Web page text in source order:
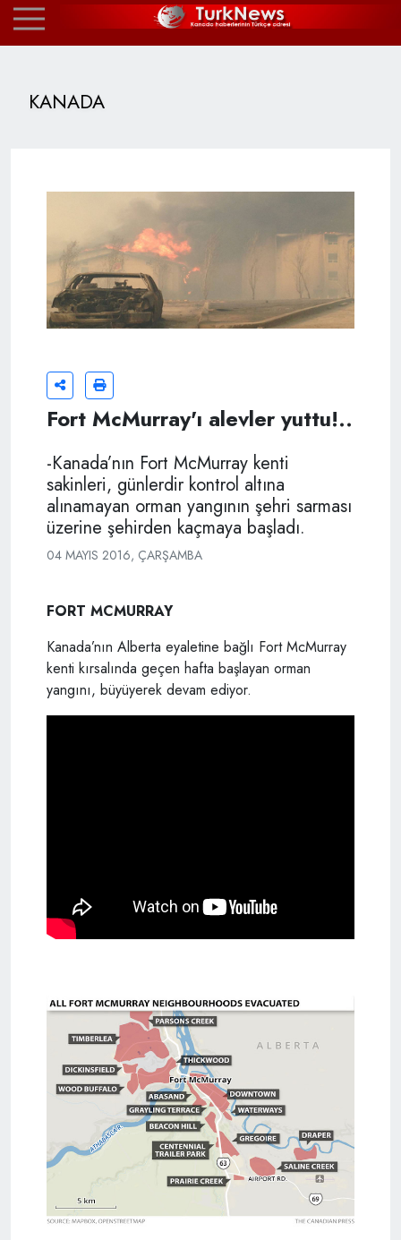
KANADA
Fort McMurray'ı alevler yuttu!..
-Kanada’nın Fort McMurray kenti
sakinleri, günlerdir kontrol altına
alınamayan orman yangının şehri sarması
üzerine şehirden kaçmaya başladı.
04 MAYIS 2016, ÇARŞAMBA
FORT MCMURRAY
Kanada’nın Alberta eyaletine bağlı Fort McMurray
kenti kırsalında geçen hafta başlayan orman
yangını, büyüyerek devam ediyor.